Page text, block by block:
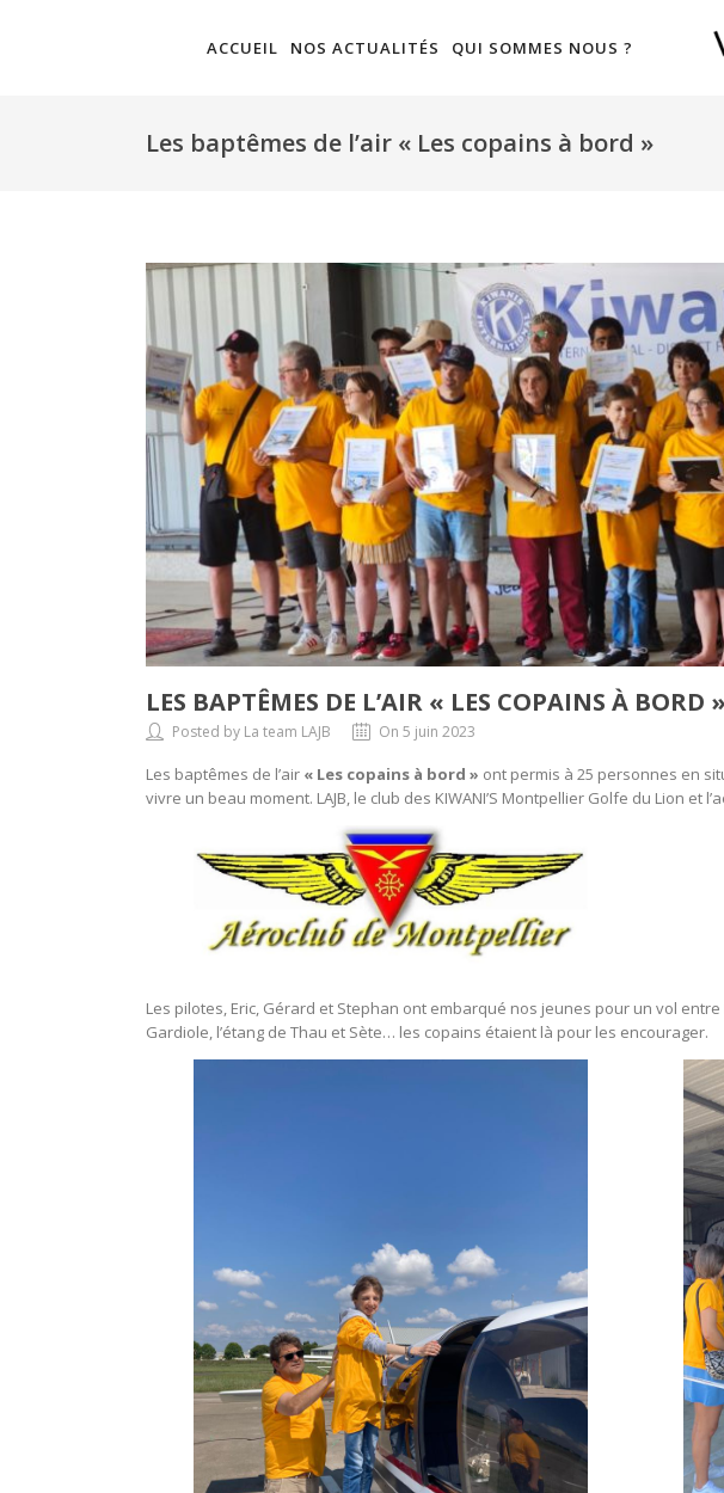
ACCUEIL NOS ACTUALITÉS QUI SOMMES NOUS ?
Les baptêmes de l’air « Les copains à bord »
LES BAPTÊMES DE L’AIR « LES COPAINS À BORD »
Posted by La team LAJB On 5 juin 2023
Les baptêmes de l’air « Les copains à bord » ont permis à 25 personnes en
vivre un beau moment. LAJB, le club des KIWANI’S Montpellier Golfe du Lion et
Les pilotes, Eric, Gérard et Stephan ont embarqué nos jeunes pour un vol
Gardiole, l’étang de Thau et Sète… les copains étaient là pour les encourager.